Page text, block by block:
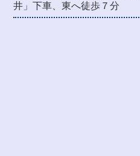
井」下車、東へ徒歩７分